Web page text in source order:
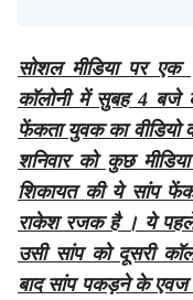
सोशल मीडिया पर एक
कॉलोनी में सुबह 4
फेंकता युवक का
शनिवार को कुछ
शिकायत की ये सांप
राकेश रजक है । ये
उसी सांप को दूसरी
बाद सांप पकड़ने के एवज